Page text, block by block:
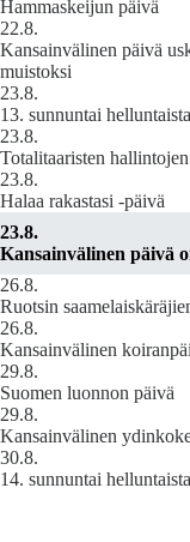
Hammaskeijun päivä
22.8.
Kansainvälinen päivä
muistoksi
23.8.
13. sunnuntai helluntaista
23.8.
Totalitaaristen
23.8.
Halaa rakastasi -päivä
23.8.
Kansainvälinen päivä
26.8.
Ruotsin
26.8.
Kansainvälinen
29.8.
Suomen luonnon päivä
29.8.
Kansainvälinen
30.8.
14. sunnuntai helluntaista